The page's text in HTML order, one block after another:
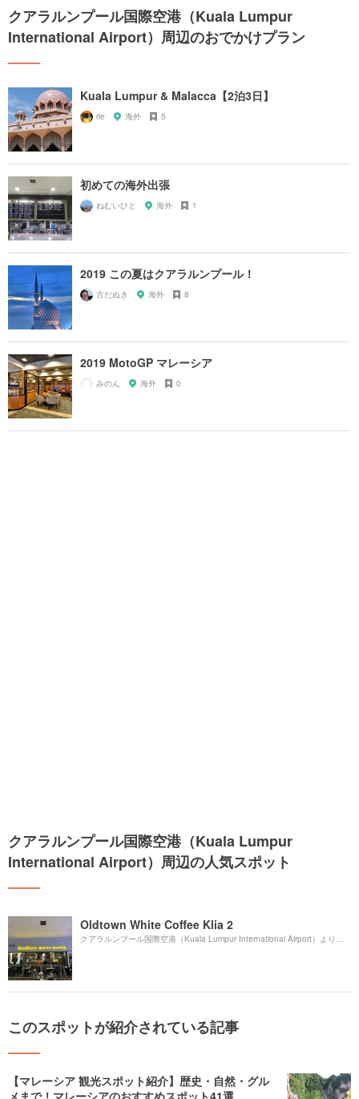
クアラルンプール国際空港（Kuala Lumpur
International Airport）周辺のおでかけプラン
Kuala Lumpur & Malacca【2泊3日】
rie 海外 5
初めての海外出張
ねむいひと 海外 1
2019 この夏はクアラルンプール！
古だぬき 海外 8
2019 MotoGP マレーシア
みのん 海外 0
クアラルンプール国際空港（Kuala Lumpur
International Airport）周辺の人気スポット
Oldtown White Coffee Klia 2
クアラルンプール国際空港（Kuala Lumpur International Airport）より約
このスポットが紹介されている記事
【マレーシア 観光スポット紹介】歴史・自然・グル